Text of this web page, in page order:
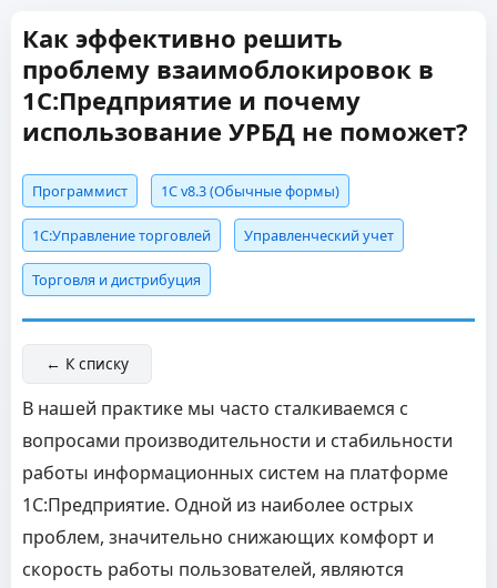
Как эффективно решить
проблему взаимоблокировок в
1С:Предприятие и почему
использование УРБД не поможет?
Программист 1С v8.3 (Обычные формы)
1С:Управление торговлей Управленческий учет
Торговля и дистрибуция
← К списку
В нашей практике мы часто сталкиваемся с
вопросами производительности и стабильности
работы информационных систем на платформе
1С:Предприятие. Одной из наиболее острых
проблем, значительно снижающих комфорт и
скорость работы пользователей, являются